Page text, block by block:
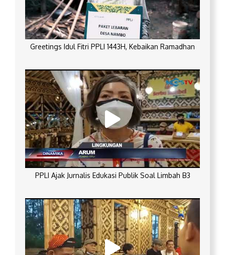
Greetings Idul Fitri PPLI 1443H, Kebaikan Ramadhan
PPLI Ajak Jurnalis Edukasi Publik Soal Limbah B3